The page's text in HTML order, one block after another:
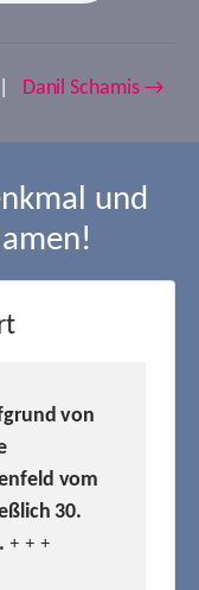
Danil Schamis →
und
von
vom
30.
+ + +